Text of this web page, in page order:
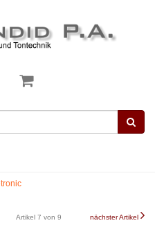
Artikel 7 von 9 nächster Artikel